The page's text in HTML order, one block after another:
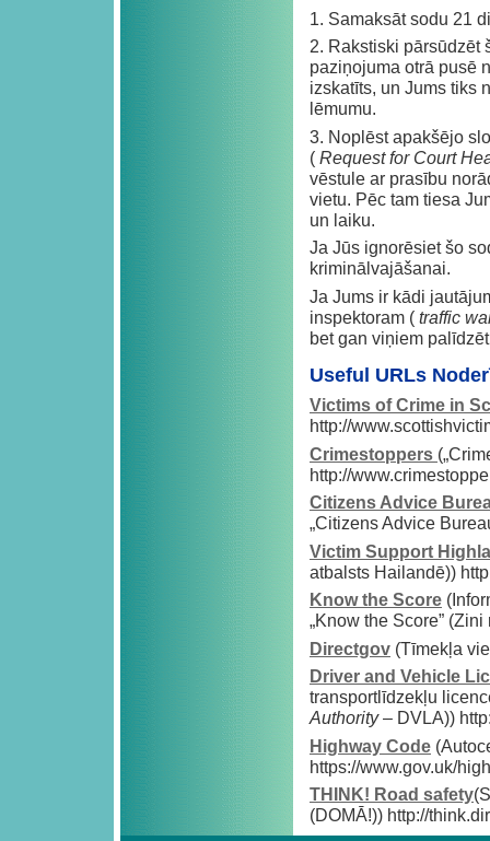
1. Samaksāt sodu 21
2. Rakstiski pārsūdzēt
paziņojuma otrā pusē
izskatīts, un Jums tiks
lēmumu.
3. Noplēst apakšējo
( Request for Court
vēstule ar prasību
vietu. Pēc tam tiesa
un laiku.
Ja Jūs ignorēsiet šo
kriminālvajāšanai.
Ja Jums ir kādi
inspektoram ( traffic
bet gan viņiem
Useful URLs
Victims of Crime in
http://
Crimestoppers
http://
Citizens Advice
„Citizens Advice
Victim Support
atbalsts Hailandē))
Know the Score
„Know the Score”
Directgov (Tīmekļa
Driver and Vehicle
transportlīdzekļu
Authority– DVLA))
Highway Code
https://www.gov.uk/
THINK! Road safety
(DOMĀ!)) http://